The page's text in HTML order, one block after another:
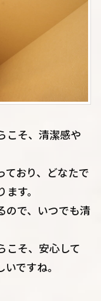
こそ、清潔感や
ており、どなたで
す。
ので、いつでも清
こそ、安心して
ですね。